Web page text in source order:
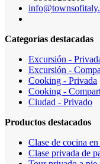
Categorías destacadas
Excursión -
Excursión -
Cooking - Privada
Cooking -
Ciudad - Privado
Productos destacados
Clase de cocina
Clase privada de